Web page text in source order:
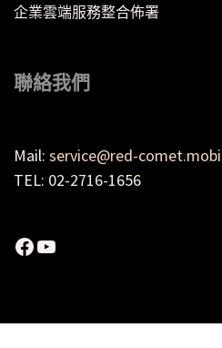
企業雲端服務整合佈署
聯絡我們
Mail: service@red-comet.mobi
TEL: 02-2716-1656
Facebook
YouTube